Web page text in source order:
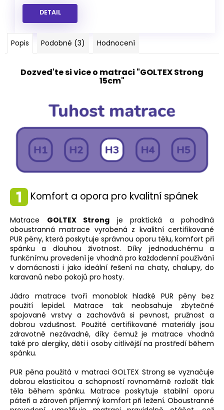
DETAIL
Popis Podobné (3) Hodnocení
Dozved'te si vice o matraci "GOLTEX Strong
15cm"
Komfort a opora pro kvalitní spánek
Matrace GOLTEX Strong je praktická a pohodlná
oboustranná matrace vyrobená z kvalitní certifikované
PUR pěny, která poskytuje správnou oporu tělu, komfort při
spánku a dlouhou životnost. Díky jednoduchému a
funkčnímu provedení je vhodná pro každodenní používání
v domácnosti i jako ideální řešení na chaty, chalupy, do
karavanů nebo pokojů pro hosty.
Jádro matrace tvoří monoblok hladké PUR pěny bez
použití lepidel. Matrace tak neobsahuje zbytečné
spojované vrstvy a zachovává si pevnost, pružnost a
dobrou vzdušnost. Použité certifikované materiály jsou
zdravotně nezávadné, díky čemuž je matrace vhodná
také pro alergiky, děti i osoby citlivější na prostředí během
spánku.
PUR pěna použitá v matraci GOLTEX Strong se vyznačuje
dobrou elasticitou a schopností rovnoměrně rozložit tlak
těla během spánku. Matrace poskytuje stabilní oporu
páteři a zároveň příjemný komfort při ležení. Oboustranné